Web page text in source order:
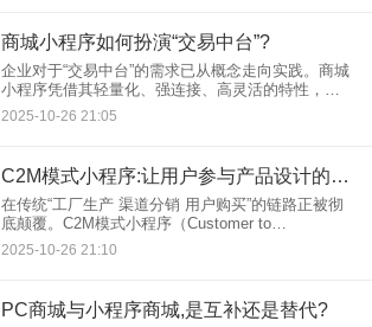
商城小程序如何扮演“交易中台”?
企业对于“交易中台”的需求已从概念走向实践。商城
小程序凭借其轻量化、强连接、高灵活的特性，正
逐步成为企业构建交易中台的核心载体。它不仅提
供商品展示、支付结算等基础功能，还通过技术整
2025-10-26 21:05
C2M模式小程序:让用户参与产品设计的秘密
在传统“工厂生产 渠道分销 用户购买”的链路正被彻
底颠覆。C2M模式小程序（Customer to
Manufacturer）以“用户直连工厂”为核心，通过技术
手段将产品设计权交还给消费者，C2M模式
2025-10-26 21:10
PC商城与小程序商城,是互补还是替代?